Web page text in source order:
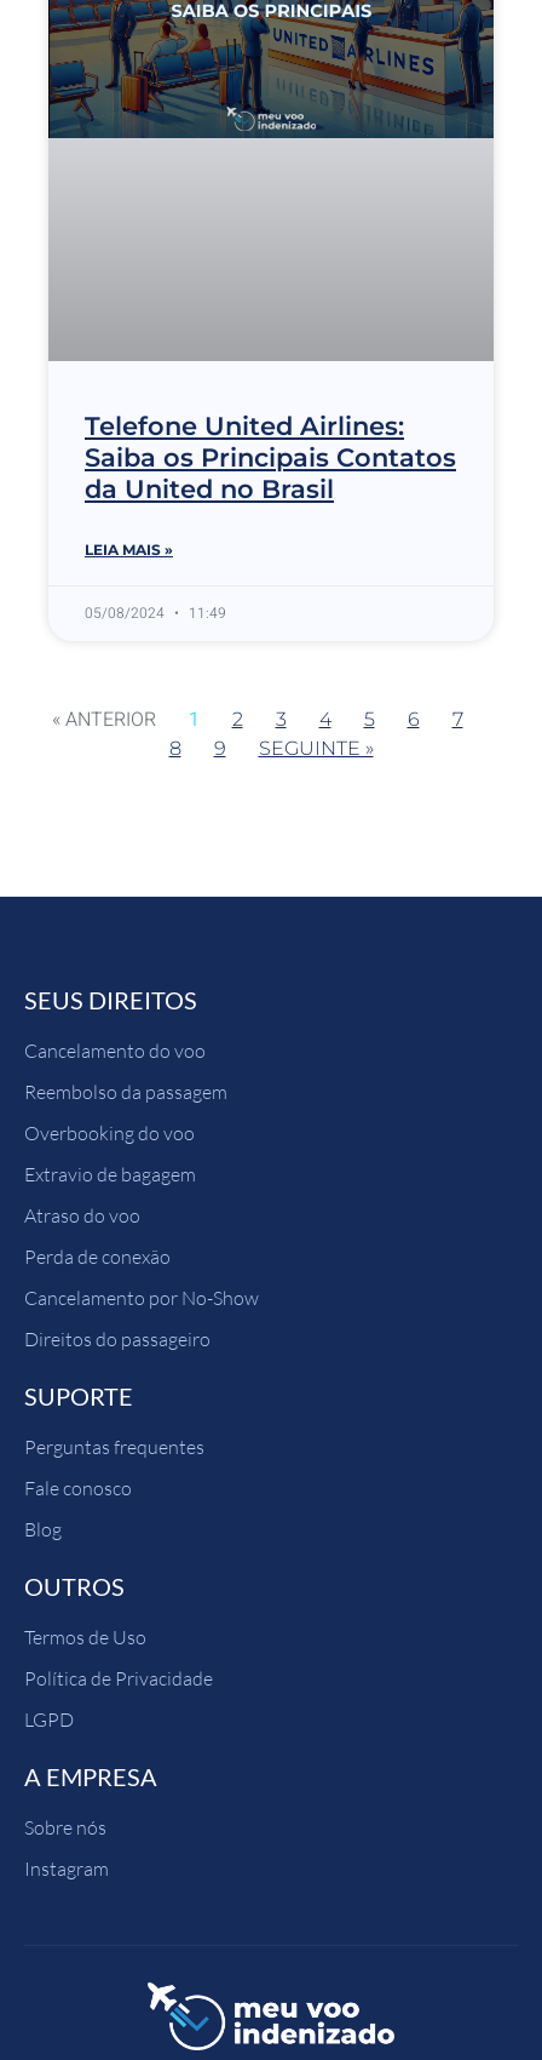
Telefone United Airlines:
Saiba os Principais Contatos
da United no Brasil
LEIA MAIS »
05/08/2024 11:49
« ANTERIOR 1 2 3 4 5 6
7
8
9 SEGUINTE »
SEUS DIREITOS
Cancelamento do voo
Reembolso da passagem
Overbooking do voo
Extravio de bagagem
Atraso do voo
Perda de conexão
Cancelamento por No-Show
Direitos do passageiro
SUPORTE
Perguntas frequentes
Fale conosco
Blog
OUTROS
Termos de Uso
Política de Privacidade
LGPD
A EMPRESA
Sobre nós
Instagram